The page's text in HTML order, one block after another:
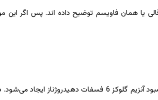
یا همان فاویسم توضیح داده اند. پس اگر این
فاویسم یک بیماری ارثی است که بیشتر در آقایون دیده می‌شود. این بیماری به علت کمبود آنزیم گلوکز 6